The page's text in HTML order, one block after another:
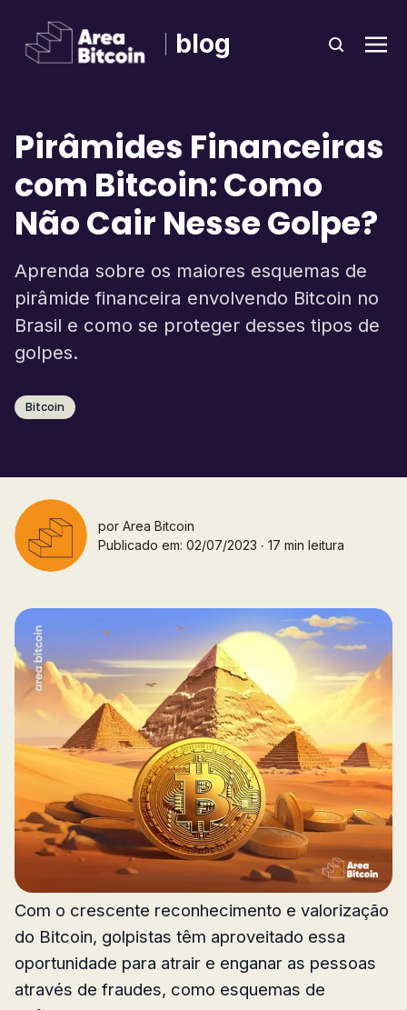
blog
Pirâmides Financeiras
com Bitcoin: Como
Não Cair Nesse Golpe?
Aprenda sobre os maiores esquemas de
pirâmide financeira envolvendo Bitcoin no
Brasil e como se proteger desses tipos de
golpes.
Bitcoin
por Area Bitcoin
Publicado em: 02/07/2023 ∙ 17 min leitura
Com o crescente reconhecimento e valorização
do Bitcoin, golpistas têm aproveitado essa
oportunidade para atrair e enganar as pessoas
através de fraudes, como esquemas de